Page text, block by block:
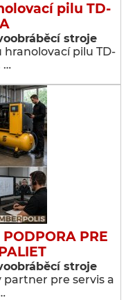
pilu TD-
stroje
pilu TD-
…
PODPORA PRE
stroje
partner pre servis a